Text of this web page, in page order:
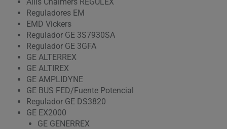
Reguladores EM
EMD Vickers
Regulador GE 3S7930SA
Regulador GE 3GFA
GE ALTERREX
GE ALTIREX
GE AMPLIDYNE
GE BUS FED/Fuente Potencial
Regulador GE DS3820
GE EX2000
GE GENERREX